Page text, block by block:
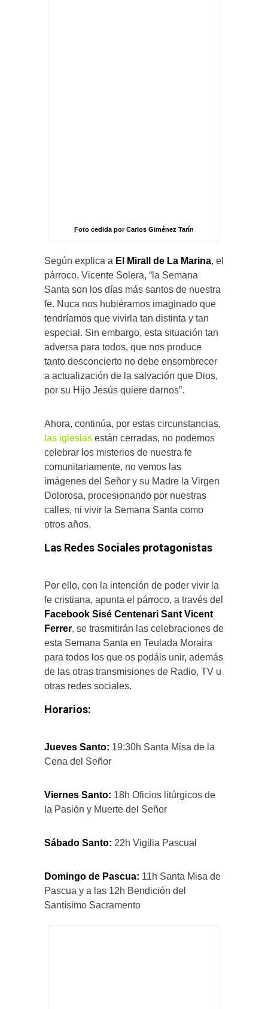
Foto cedida por Carlos Giménez Tarín
Según explica a El Mirall de La Marina, el
párroco, Vicente Solera, “la Semana
Santa son los días más santos de nuestra
fe. Nuca nos hubiéramos imaginado que
tendríamos que vivirla tan distinta y tan
especial. Sin embargo, esta situación tan
adversa para todos, que nos produce
tanto desconcierto no debe ensombrecer
a actualización de la salvación que Dios,
por su Hijo Jesús quiere darnos”.
Ahora, continúa, por estas circunstancias,
las iglesias están cerradas, no podemos
celebrar los misterios de nuestra fe
comunitariamente, no vemos las
imágenes del Señor y su Madre la Virgen
Dolorosa, procesionando por nuestras
calles, ni vivir la Semana Santa como
otros años.
Las Redes Sociales protagonistas
Por ello, con la intención de poder vivir la
fe cristiana, apunta el párroco, a través del
Facebook Sisé Centenari Sant Vicent
Ferrer, se trasmitirán las celebraciones de
esta Semana Santa en Teulada Moraira
para todos los que os podáis unir, además
de las otras transmisiones de Radio, TV u
otras redes sociales.
Horarios:
Jueves Santo: 19:30h Santa Misa de la
Cena del Señor
Viernes Santo: 18h Oficios litúrgicos de
la Pasión y Muerte del Señor
Sábado Santo: 22h Vigilia Pascual
Domingo de Pascua: 11h Santa Misa de
Pascua y a las 12h Bendición del
Santísimo Sacramento